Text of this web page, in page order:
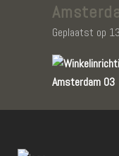
Geplaatst op